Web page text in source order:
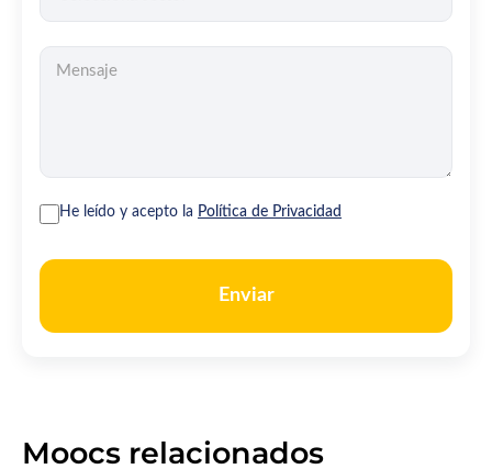
He leído y acepto la Política de Privacidad
Enviar
Moocs relacionados